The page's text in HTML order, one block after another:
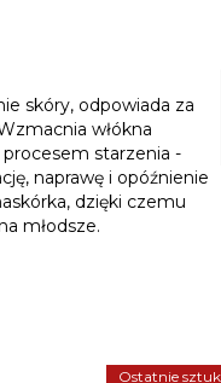
skóry, odpowiada za
włókna
starzenia -
naprawę i opóźnienie
dzięki czemu
młodsze.
Ostatnie